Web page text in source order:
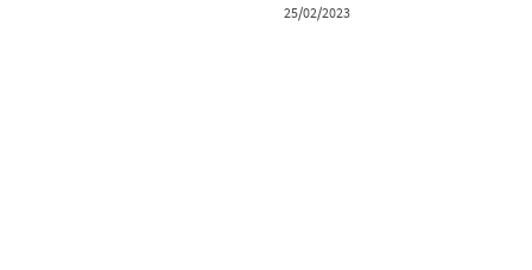
25/02/2023